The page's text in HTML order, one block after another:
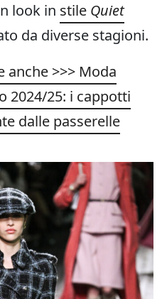
look in stile Quiet
da diverse stagioni.
anche >>> Moda
2024/25: i cappotti
dalle passerelle